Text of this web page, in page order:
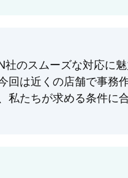
のスムーズな対応に
回は近くの店舗で事務
私たちが求める条件に